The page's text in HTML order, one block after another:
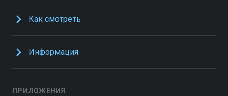
Как смотреть
Информация
ПРИЛОЖЕНИЯ